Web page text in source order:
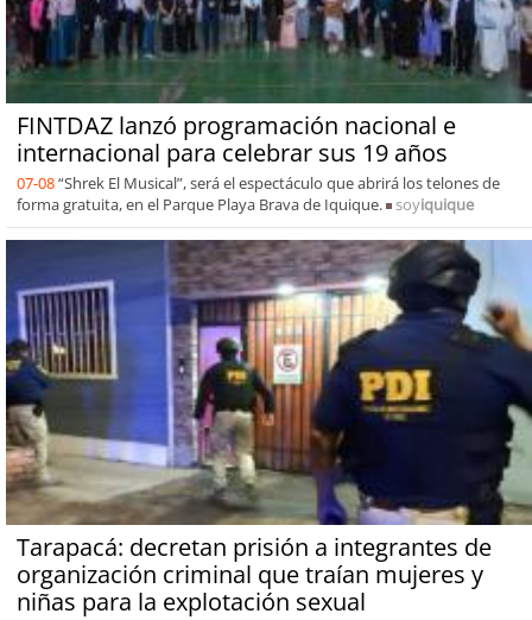
FINTDAZ lanzó programación nacional e
internacional para celebrar sus 19 años
07-08“Shrek El Musical”, será el espectáculo que abrirá los telones de
forma gratuita, en el Parque Playa Brava de Iquique.
soyiquique
Tarapacá: decretan prisión a integrantes de
organización criminal que traían mujeres y
niñas para la explotación sexual